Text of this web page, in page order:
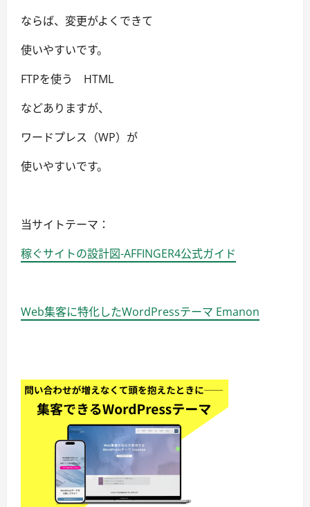
ならば、変更がよくできて
使いやすいです。
FTPを使う HTML
などありますが、
ワードプレス（WP）が
使いやすいです。
当サイトテーマ：
稼ぐサイトの設計図-AFFINGER4公式ガイド
Web集客に特化したWordPressテーマ Emanon